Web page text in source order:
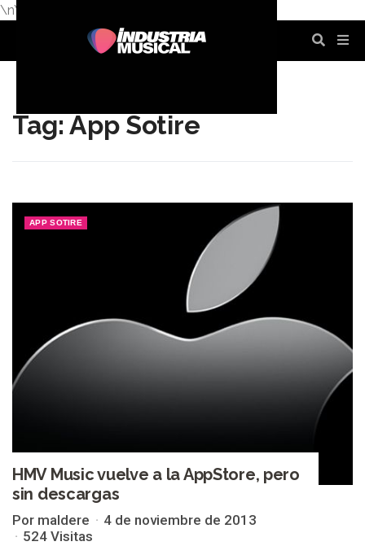
\n\n
Tag: App Sotire
APP SOTIRE
HMV Music vuelve a la AppStore, pero
sin descargas
Por maldere
4 de noviembre de 2013
524 Visitas